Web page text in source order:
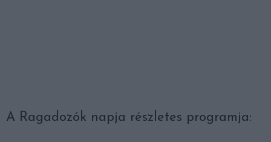
A Ragadozók napja részletes programja: